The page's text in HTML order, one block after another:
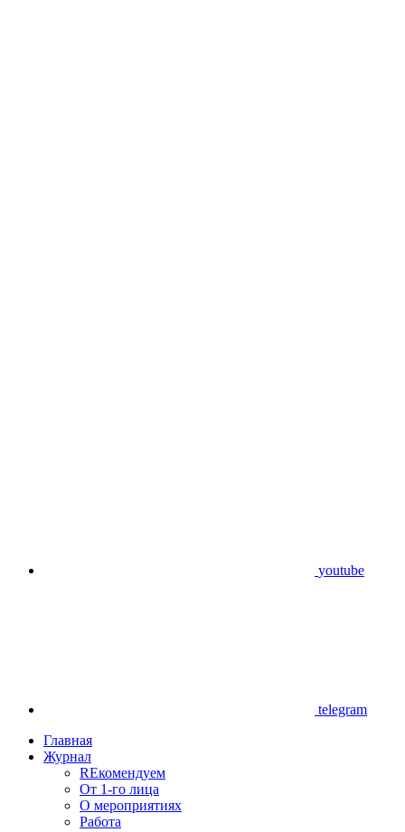
youtube
telegram
Главная
Журнал
REкомендуем
От 1-го лица
О мероприятиях
Работа